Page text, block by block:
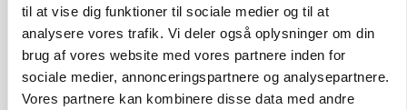
til at vise dig funktioner til sociale medier og til at
analysere vores trafik. Vi deler også oplysninger om din
brug af vores website med vores partnere inden for
sociale medier, annonceringspartnere og analysepartnere.
Vores partnere kan kombinere disse data med andre
Annonce